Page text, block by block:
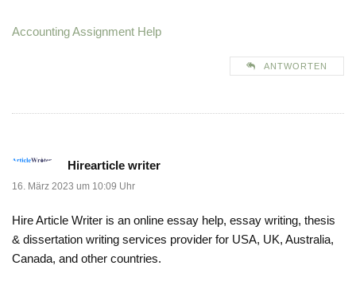
Accounting Assignment Help
ANTWORTEN
Hirearticle writer
16. März 2023 um 10:09 Uhr
Hire Article Writer is an online essay help, essay writing, thesis
& dissertation writing services provider for USA, UK, Australia,
Canada, and other countries.